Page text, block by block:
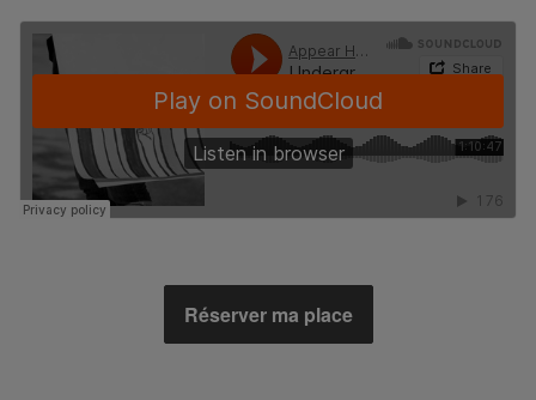
Réserver ma place